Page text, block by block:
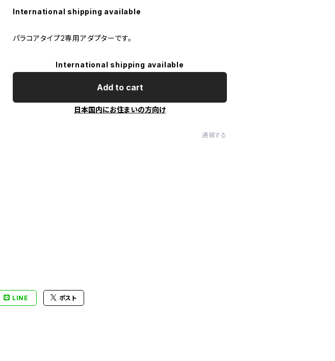
International shipping available
パラコアタイプ2専用アダプターです。
International shipping available
Add to cart
日本国内にお住まいの方向け
通報する
LINE ポスト